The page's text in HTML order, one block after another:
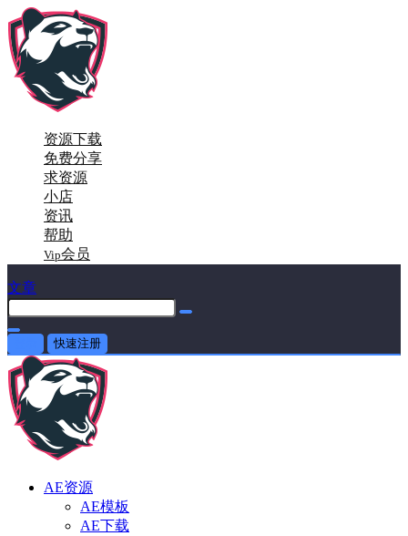
资源下载
免费分享
求资源
小店
资讯
帮助
Vip会员
文章
快速注册
AE资源
AE模板
AE下载